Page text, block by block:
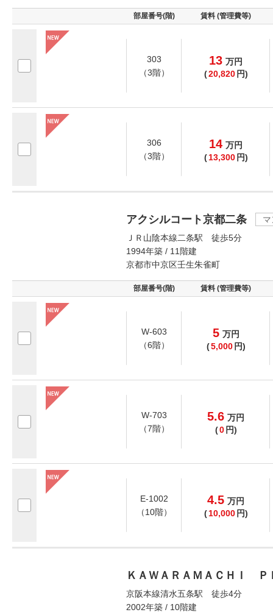
部屋番号(階) 賃料 (管理費等)
303
（3階）
13 万円
(20,820 円)
306
（3階）
14 万円
( 13,300 円)
アクシルコート京都二条
ＪＲ山陰本線二条駅 徒歩5分
1994年築 / 11階建
京都市中京区壬生朱雀町
部屋番号(階) 賃料 (管理費等)
W-603
（6階）
5 万円
(5,000 円)
W-703
（7階）
5.6 万円
(0 円)
E-1002
（10階）
4.5 万円
( 10,000 円)
ＫＡＷＡＲＡＭＡＣＨＩ Ｐ
京阪本線清水五条駅 徒歩4分
2002年築 / 10階建